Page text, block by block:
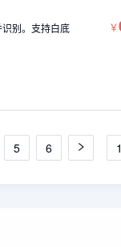
别。支持白底
￥
5 6